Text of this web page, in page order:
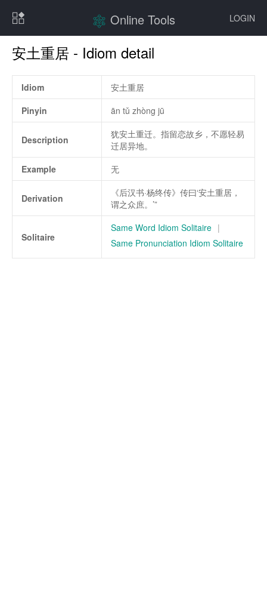
LOGIN
Online Tools
安土重居 - Idiom detail
Idiom
安土重居
Pinyin
ān tǔ zhòng jū
Description
犹安土重迁。指留恋故乡，不愿轻易
迁居异地。
Example
无
Derivation
《后汉书·杨终传》传曰‘安土重居，
谓之众庶。’”
Solitaire
Same Word Idiom Solitaire |
Same Pronunciation Idiom Solitaire